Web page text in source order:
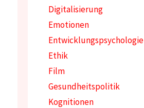
Digitalisierung
Emotionen
Entwicklungspsychologie
Ethik
Film
Gesundheitspolitik
Kognitionen